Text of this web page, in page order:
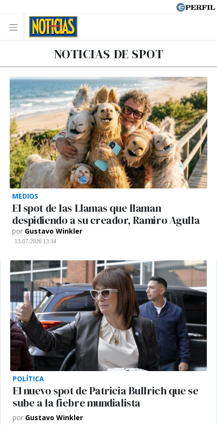
NOTICIAS DE SPOT
MEDIOS
El spot de las Llamas que llaman
despidiendo a su creador, Ramiro Agulla
por Gustavo Winkler
13-07-2026 13:34
POLÍTICA
El nuevo spot de Patricia Bullrich que se
sube a la fiebre mundialista
por Gustavo Winkler